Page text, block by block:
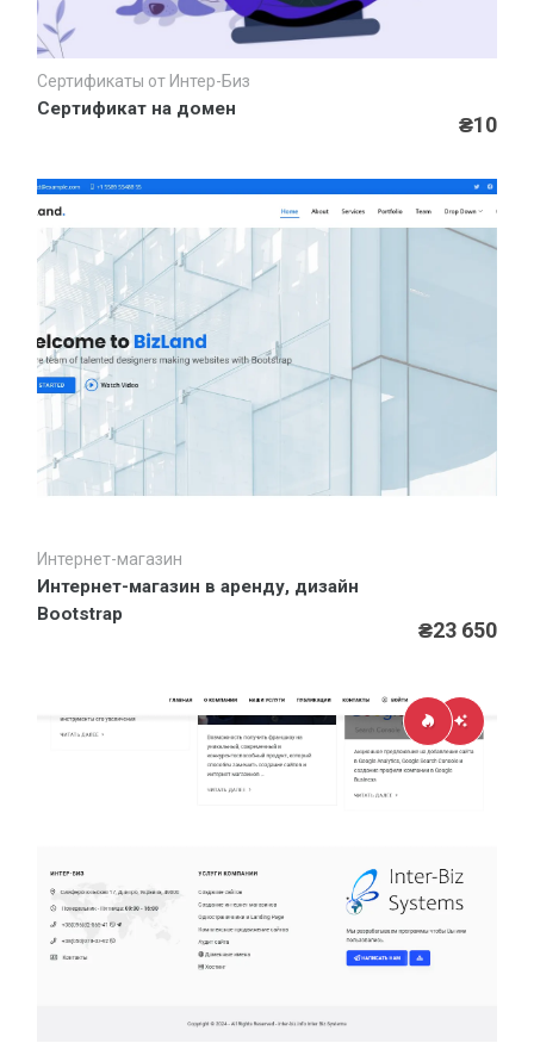
Быстрый просмотр
Сертификаты от Интер-Биз
Сертификат на домен
₴10
Интернет-магазин
Интернет-магазин в аренду, дизайн
Bootstrap
₴23 650